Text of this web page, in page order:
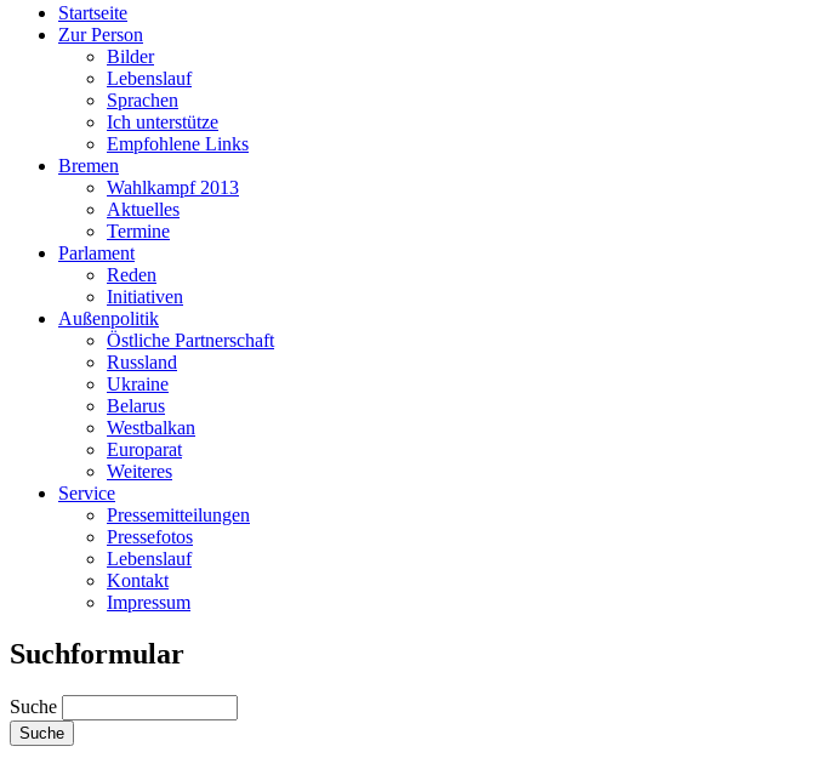
Startseite
Zur Person
Bilder
Lebenslauf
Sprachen
Ich unterstütze
Empfohlene Links
Bremen
Wahlkampf 2013
Aktuelles
Termine
Parlament
Reden
Initiativen
Außenpolitik
Östliche Partnerschaft
Russland
Ukraine
Belarus
Westbalkan
Europarat
Weiteres
Service
Pressemitteilungen
Pressefotos
Lebenslauf
Kontakt
Impressum
Suchformular
Suche